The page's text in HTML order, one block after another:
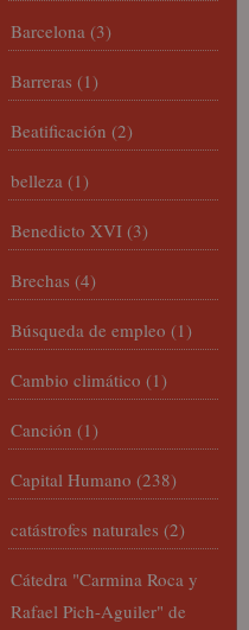
Barcelona (3)
Barreras (1)
Beatificación (2)
belleza (1)
Benedicto XVI (3)
Brechas (4)
Búsqueda de empleo (1)
Cambio climático (1)
Canción (1)
Capital Humano (238)
catástrofes naturales (2)
Cátedra "Carmina Roca y
Rafael Pich-Aguiler" de